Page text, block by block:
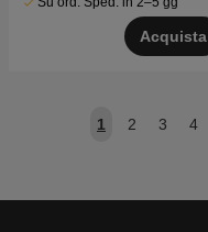
Acquista
1 2 3 4